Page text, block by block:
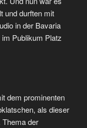
und durften mit
in der Bavaria
im Publikum Platz
dem prominenten
als dieser
Thema der